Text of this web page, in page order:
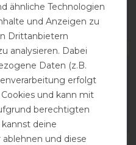
ähnliche Technologien
und Anzeigen zu
Drittanbietern
analysieren. Dabei
Daten (z.B.
erfolgt
und kann mit
berechtigten
deine
und diese